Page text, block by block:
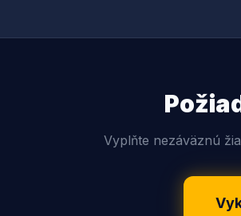
Vyplňte nezáväznú